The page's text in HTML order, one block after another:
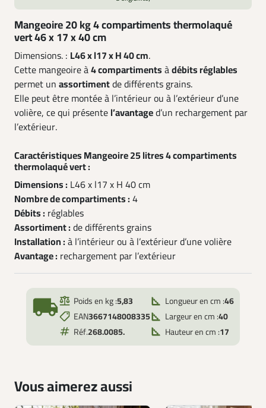
Mangeoire 20 kg 4 compartiments thermolaqué
vert 46 x 17 x 40 cm
Dimensions. : L46 x l17 x H 40 cm.
Cette mangeoire à4 compartiments àdébits réglables
permet un assortimentde différents grains.
Elle peut être montée à l’intérieur ou à l’extérieur d’une
volière, ce qui présente l’avantaged’un rechargement par
l’extérieur.
Caractéristiques Mangeoire 25 litres 4 compartiments
thermolaqué vert :
Dimensions : L46 x l17 x H 40 cm
Nombre de compartiments : 4
Débits : réglables
Assortiment : de différents grains
Installation : à l’intérieur ou à l’extérieur d’une volière
Avantage : rechargement par l’extérieur
local_shipping Poids en kg :5,83
EAN3667148008335
Réf.268.0085.
Longueur en cm :46
Largeur en cm :40
Hauteur en cm :17
Vous aimerez aussi